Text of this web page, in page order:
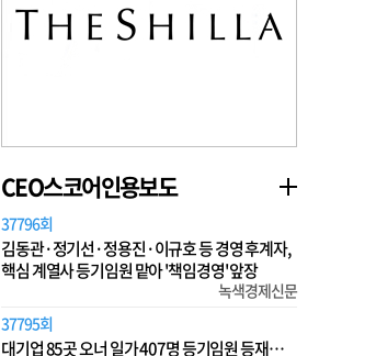
CEO스코어인용보도
37796회
김동관·정기선·정용진·이규호 등 경영 후계자,
핵심 계열사 등기임원 맡아 '책임경영' 앞장
녹색경제신문
37795회
대기업 85곳 오너 일가 407명 등기임원 등재…